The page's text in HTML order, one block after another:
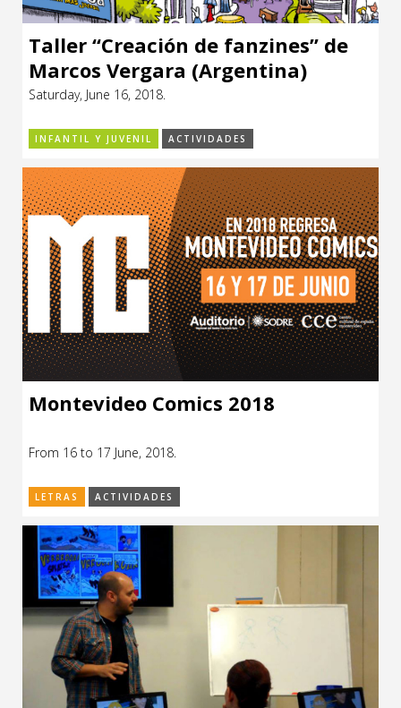
Taller “Creación de fanzines” de
Marcos Vergara (Argentina)
Saturday, June 16, 2018.
INFANTIL Y JUVENIL ACTIVIDADES
Montevideo Comics 2018
From 16 to 17 June, 2018.
LETRAS ACTIVIDADES